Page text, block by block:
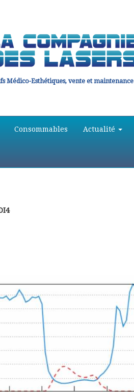
Médico-Esthétiques, vente et maintenance
Consommables Actualité